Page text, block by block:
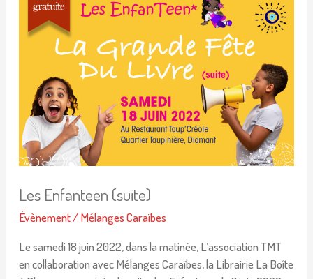
Les Enfanteen (suite)
Évènement/Mélanges Caraïbes
Le samedi 18 juin 2022, dans la matinée, L’association TMT
en collaboration avec Mélanges Caraïbes, la Librairie La Boîte
Enfanteen
(suite)